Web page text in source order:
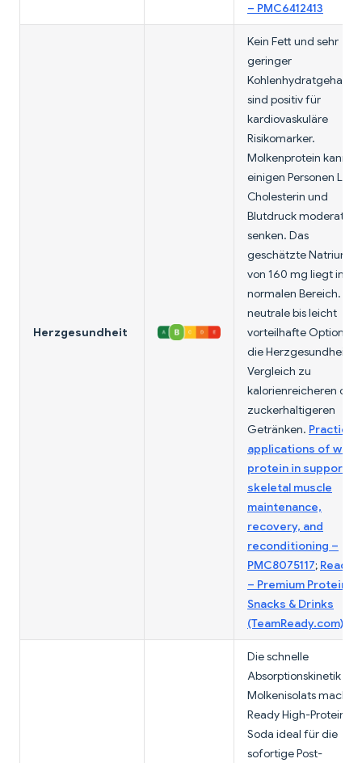
– PMC6412413
Herzgesundheit
Kein Fett und sehr
geringer
Kohlenhydratgehalt
sind positiv für
kardiovaskuläre
Risikomarker.
Molkenprotein kann
einigen Personen LDL-
Cholesterin und
Blutdruck moderat
senken. Das
geschätzte Natrium
von 160 mg liegt im
normalen Bereich.
neutrale bis leicht
vorteilhafte Option für
die Herzgesundheit
Vergleich zu
kalorienreicheren
zuckerhaltigeren
Getränken. Practical
applications of whey
protein in
skeletal muscle
maintenance,
recovery, and
reconditioning –
PMC8075117; Ready®
– Premium Protein
Snacks & Drinks
(TeamReady.com)
Die schnelle
Absorptionskinetik des
Molkenisolats macht
Ready High-Protein
Soda ideal für die
sofortige Post-